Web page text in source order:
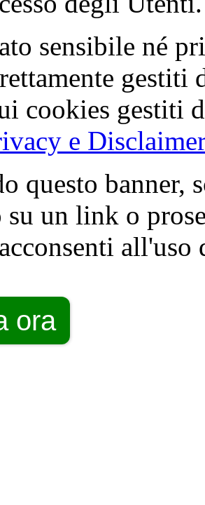
sensibile né
gestiti
cookies gestiti
e Disclaimer
questo banner,
su un link o
all'uso
ora